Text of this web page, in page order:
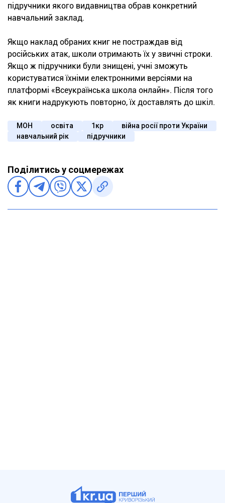
підручники якого видавництва обрав конкретний
навчальний заклад.
Якщо наклад обраних книг не постраждав від
російських атак, школи отримають їх у звичні строки.
Якщо ж підручники були знищені, учні зможуть
користуватися їхніми електронними версіями на
платформі «Всеукраїнська школа онлайн». Після того
як книги надрукують повторно, їх доставлять до шкіл.
МОН освіта 1кр
війна росії проти України
навчальний рік
підручники
Поділитись у соцмережах